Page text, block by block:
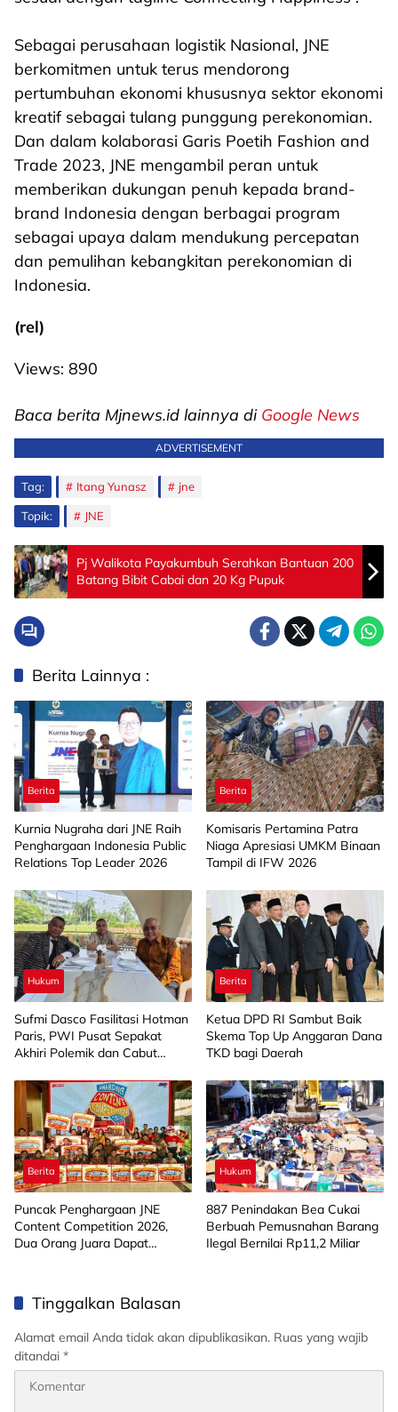
Sebagai perusahaan logistik Nasional, JNE
berkomitmen untuk terus mendorong
pertumbuhan ekonomi khususnya sektor ekonomi
kreatif sebagai tulang punggung perekonomian.
Dan dalam kolaborasi Garis Poetih Fashion and
Trade 2023, JNE mengambil peran untuk
memberikan dukungan penuh kepada brand-
brand Indonesia dengan berbagai program
sebagai upaya dalam mendukung percepatan
dan pemulihan kebangkitan perekonomian di
Indonesia.
(rel)
Views: 890
Baca berita Mjnews.id lainnya di Google News
ADVERTISEMENT
Tag: Itang Yunasz jne
Topik: JNE
Pj Walikota Payakumbuh Serahkan Bantuan 200
Batang Bibit Cabai dan 20 Kg Pupuk
Berita Lainnya :
Berita
Kurnia Nugraha dari JNE Raih
Penghargaan Indonesia Public
Relations Top Leader 2026
Berita
Komisaris Pertamina Patra
Niaga Apresiasi UMKM Binaan
Tampil di IFW 2026
Hukum
Sufmi Dasco Fasilitasi Hotman
Paris, PWI Pusat Sepakat
Akhiri Polemik dan Cabut
Berita
Ketua DPD RI Sambut Baik
Skema Top Up Anggaran Dana
TKD bagi Daerah
Berita
Puncak Penghargaan JNE
Content Competition 2026,
Dua Orang Juara Dapat
Hukum
887 Penindakan Bea Cukai
Berbuah Pemusnahan Barang
Ilegal Bernilai Rp11,2 Miliar
Tinggalkan Balasan
Alamat email Anda tidak akan dipublikasikan. Ruas yang wajib
ditandai *